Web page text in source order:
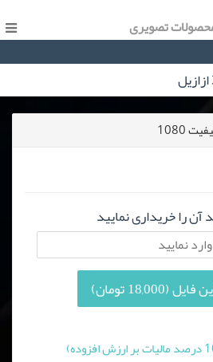
تصویری
آن را خریداری نمایید
(18,000 تومان)